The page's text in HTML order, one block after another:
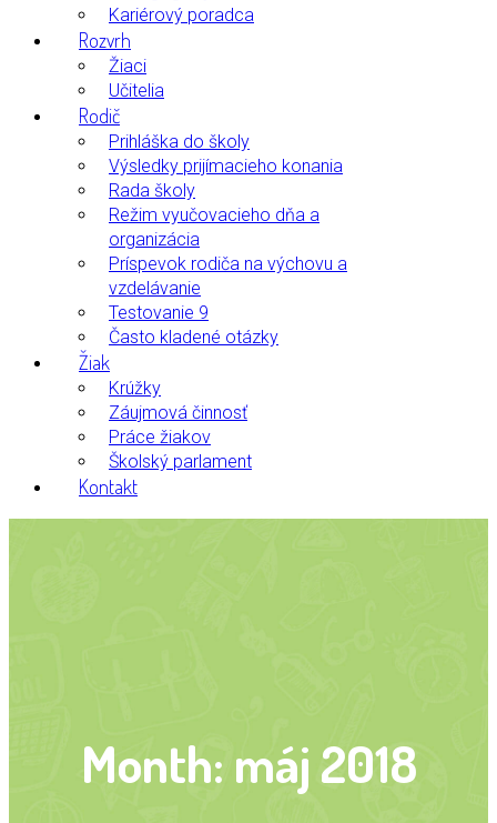
Kariérový poradca
Rozvrh
Žiaci
Učitelia
Rodič
Prihláška do školy
Výsledky prijímacieho konania
Rada školy
Režim vyučovacieho dňa a
organizácia
Príspevok rodiča na výchovu a
vzdelávanie
Testovanie 9
Často kladené otázky
Žiak
Krúžky
Záujmová činnosť
Práce žiakov
Školský parlament
Kontakt
Month: máj 2018